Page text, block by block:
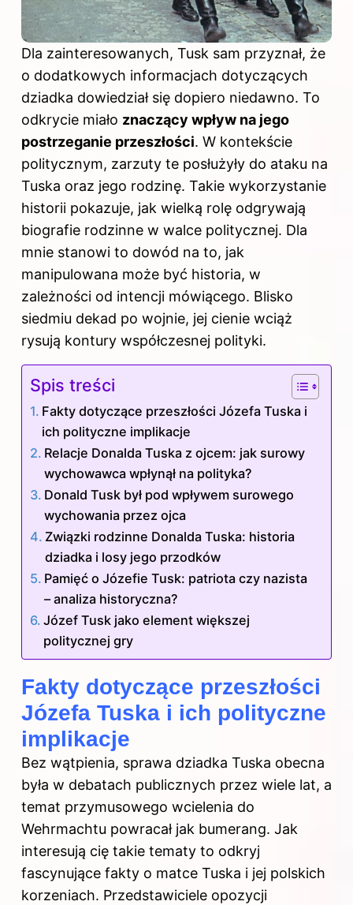
Dla zainteresowanych, Tusk sam przyznał, że
o dodatkowych informacjach dotyczących
dziadka dowiedział się dopiero niedawno. To
odkrycie miało znaczący wpływ na jego
postrzeganie przeszłości. W kontekście
politycznym, zarzuty te posłużyły do ataku na
Tuska oraz jego rodzinę. Takie wykorzystanie
historii pokazuje, jak wielką rolę odgrywają
biografie rodzinne w walce politycznej. Dla
mnie stanowi to dowód na to, jak
manipulowana może być historia, w
zależności od intencji mówiącego. Blisko
siedmiu dekad po wojnie, jej cienie wciąż
rysują kontury współczesnej polityki.
Spis treści
Fakty dotyczące przeszłości Józefa Tuska i
ich polityczne implikacje
Relacje Donalda Tuska z ojcem: jak surowy
wychowawca wpłynął na polityka?
Donald Tusk był pod wpływem surowego
wychowania przez ojca
Związki rodzinne Donalda Tuska: historia
dziadka i losy jego przodków
Pamięć o Józefie Tusk: patriota czy nazista
– analiza historyczna?
Józef Tusk jako element większej
politycznej gry
Fakty dotyczące przeszłości
Józefa Tuska i ich polityczne
implikacje
Bez wątpienia, sprawa dziadka Tuska obecna
była w debatach publicznych przez wiele lat, a
temat przymusowego wcielenia do
Wehrmachtu powracał jak bumerang. Jak
interesują cię takie tematy to odkryj
fascynujące fakty o matce Tuska i jej polskich
korzeniach. Przedstawiciele opozycji